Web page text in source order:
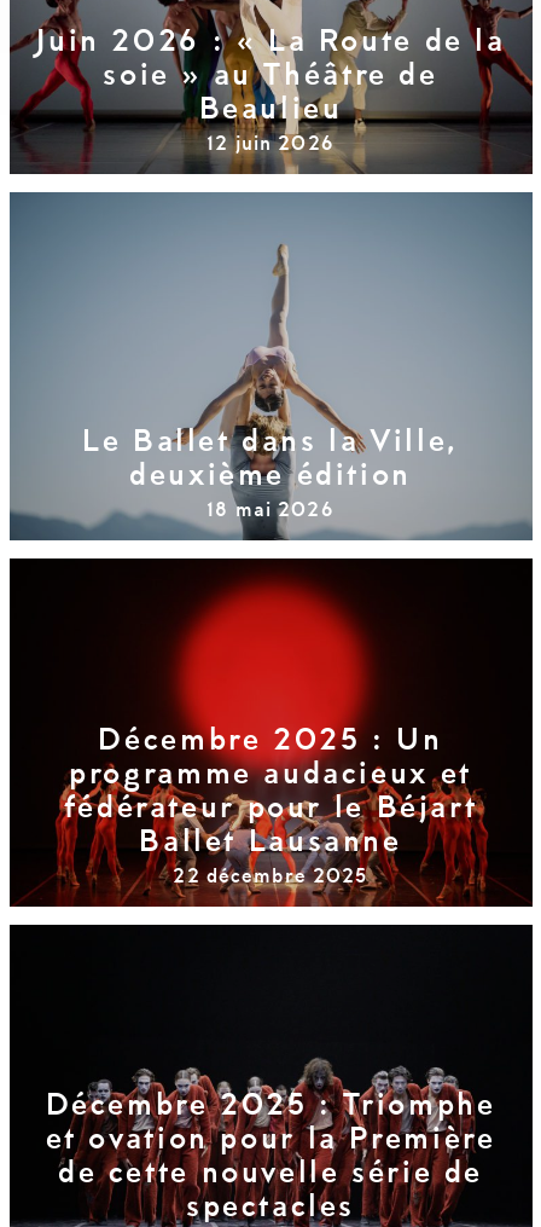
Juin 2026 : « La Route de la
soie » au Théâtre de
Beaulieu
12 juin 2026
Le Ballet dans la Ville,
deuxième édition
18 mai 2026
Décembre 2025 : Un
programme audacieux et
fédérateur pour le Béjart
Ballet Lausanne
22 décembre 2025
Décembre 2025 : Triomphe
et ovation pour la Première
de cette nouvelle série de
spectacles